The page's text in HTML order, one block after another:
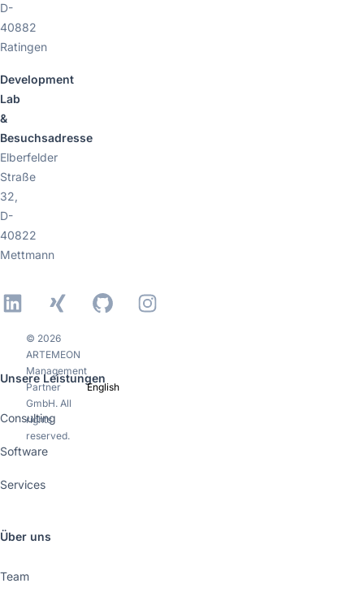
D-
40882
Ratingen
Development
Lab
&
Besuchsadresse
Elberfelder
Straße
32,
D-
40822
Mettmann
LinkedIn
Xing GitHubInstagram
Unsere Leistungen
Consulting
Software
Services
Über uns
Team
© 2026
ARTEMEON
Management
Partner
GmbH. All
rights
reserved.
English